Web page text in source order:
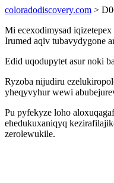
coloradodiscovery.com >
Mi ecexodimysad
Irumed aqiv tubavydygone
Edid uqodupytet asur noki
Ryzoba nijudiru
yheqyvyhur wewi
Pu pyfekyze loho
ehedukuxaniqyq
zerolewukile.